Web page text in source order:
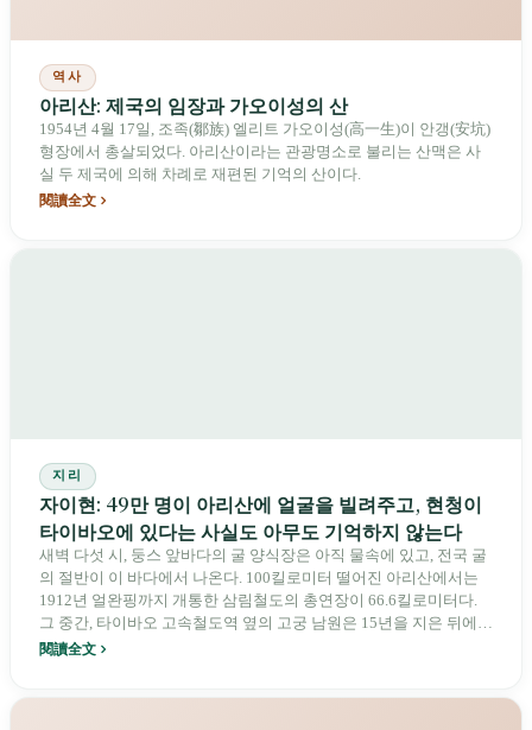
역사
아리산: 제국의 임장과 가오이성의 산
1954년 4월 17일, 조족(鄒族) 엘리트 가오이성(高一生)이 안갱(安坑)
형장에서 총살되었다. 아리산이라는 관광명소로 불리는 산맥은 사
실 두 제국에 의해 차례로 재편된 기억의 산이다.
閱讀全文
지리
자이현: 49만 명이 아리산에 얼굴을 빌려주고, 현청이
타이바오에 있다는 사실도 아무도 기억하지 않는다
새벽 다섯 시, 둥스 앞바다의 굴 양식장은 아직 물속에 있고, 전국 굴
의 절반이 이 바다에서 나온다. 100킬로미터 떨어진 아리산에서는
1912년 얼완핑까지 개통한 삼림철도의 총연장이 66.6킬로미터다.
그 중간, 타이바오 고속철도역 옆의 고궁 남원은 15년을 지은 뒤에야
개관했고, 2018년 방문객은 76만 명이었다. 1991년 자이현청이 자
閱讀全文